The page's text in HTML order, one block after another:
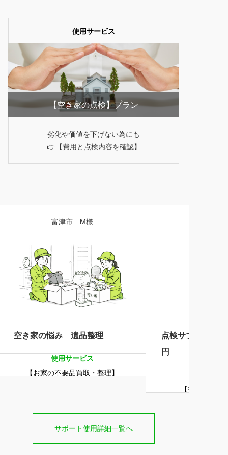
使用サービス
【空き家の点検】プラン
劣化や価値を下げない為にも
👉【費用と点検内容を確認】
富津市 M様
空き家の悩み 遺品整理
使用サービス
【お家の不要品買取・整理】
点検サブスク年6
円
【空き家の点
サポート使用詳細一覧へ